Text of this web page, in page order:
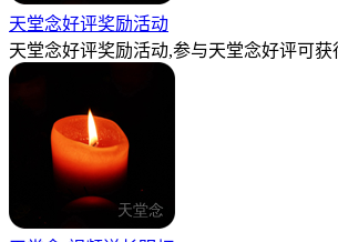
天堂念好评奖励活动
天堂念好评奖励活动,参与天堂念好评可